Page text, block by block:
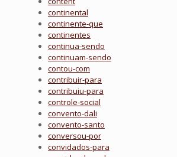
continental
continente-que
continentes
continua-sendo
continuam-sendo
contou-com
contribuir-para
contribuiu-para
controle-social
convento-dali
convento-santo
conversou-por
convidados-para